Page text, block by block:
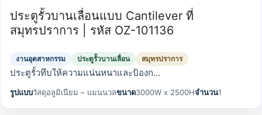
ประตูรั้วบานเลื่อนแบบ Cantilever ที่
สมุทรปราการ | รหัส OZ-101136
งานอุตสาหกรรม ประตูรั้วบานเลื่อน สมุทรปราการ
ประตูรั้วทึบให้ความแน่นหนาและป้องก…
รูปแบบวัสดุอลูมิเนียม – แมนนวลขนาด3000W x 2500Hจำนวน1